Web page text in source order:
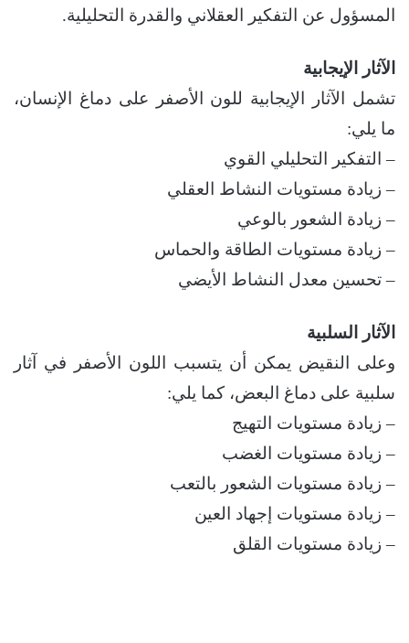
المسؤول عن التفكير العقلاني والقدرة التحليلية.
الآثار الإيجابية
تشمل الآثار الإيجابية للون الأصفر على دماغ الإنسان،
ما يلي:
– التفكير التحليلي القوي
– زيادة مستويات النشاط العقلي
– زيادة الشعور بالوعي
– زيادة مستويات الطاقة والحماس
– تحسين معدل النشاط الأيضي
الآثار السلبية
وعلى النقيض يمكن أن يتسبب اللون الأصفر في آثار
سلبية على دماغ البعض، كما يلي:
– زيادة مستويات التهيج
– زيادة مستويات الغضب
– زيادة مستويات الشعور بالتعب
– زيادة مستويات إجهاد العين
– زيادة مستويات القلق